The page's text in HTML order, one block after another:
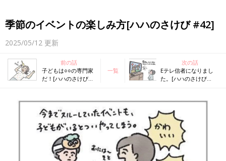
季節のイベントの楽しみ方[ハハのさけび #42]
2025/05/12 更新
前の話
子どもは○○の専門家
だ！[ハハのさけび
一覧
次の話
Eテレ信者になりまし
た。[ハハのさけび